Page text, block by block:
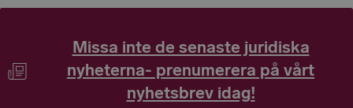
Missa inte de senaste juridiska
nyheterna- prenumerera på vårt
nyhetsbrev idag!